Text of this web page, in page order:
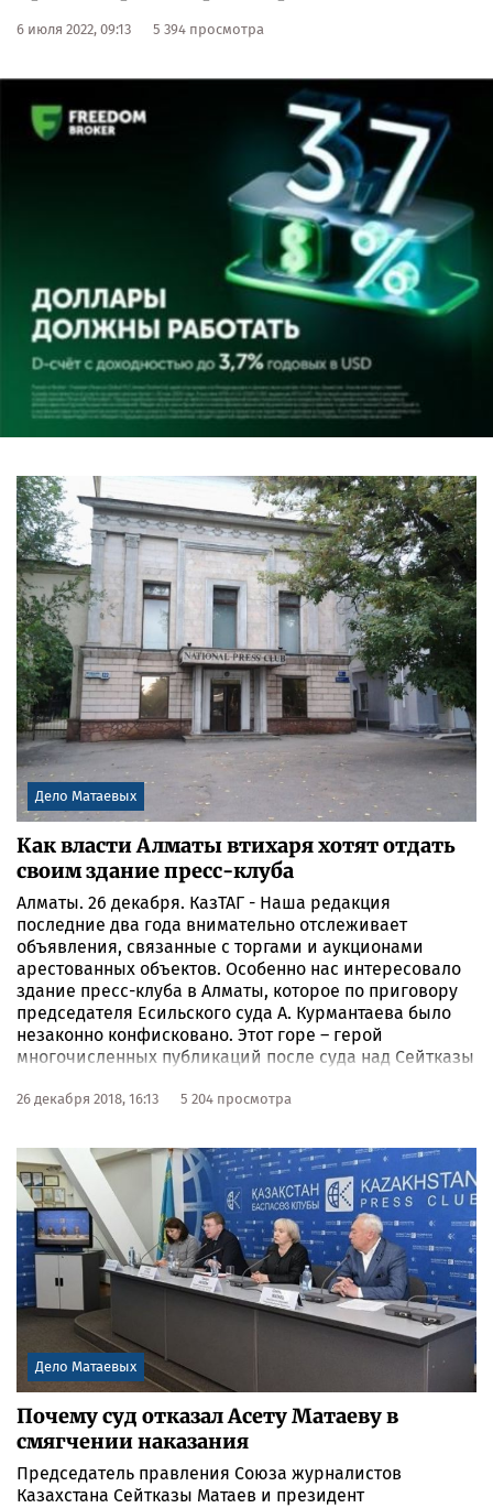
6 июля 2022, 09:13 5 394 просмотра
Дело Матаевых
Как власти Алматы втихаря хотят отдать
своим здание пресс-клуба
Алматы. 26 декабря. КазТАГ - Наша редакция
последние два года внимательно отслеживает
объявления, связанные с торгами и аукционами
арестованных объектов. Особенно нас интересовало
здание пресс-клуба в Алматы, которое по приговору
председателя Есильского суда А. Курмантаева было
незаконно конфисковано. Этот горе – герой
многочисленных публикаций после суда над Сейтказы
выгнан с работы за пьяные похождения в сауне с
вышел на свободу и вновь был избран председателем
Союза журналистов Казахстана, вслед за отцом к
семье вернулся Асет – один из руководителей
информационного агентства КазТАГ.
26 декабря 2018, 16:13 5 204 просмотра
Дело Матаевых
Почему суд отказал Асету Матаеву в
смягчении наказания
Председатель правления Союза журналистов
Казахстана Сейтказы Матаев и президент